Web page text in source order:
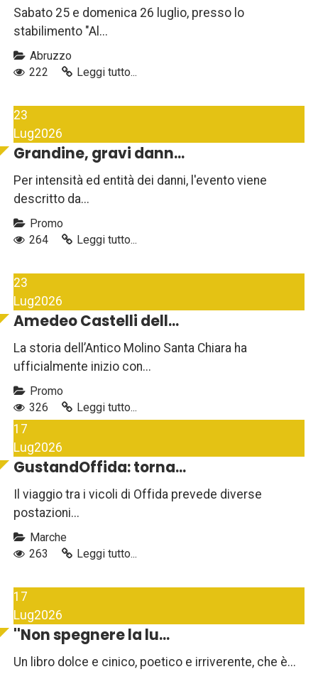
Sabato 25 e domenica 26 luglio, presso lo
stabilimento "Al...
Abruzzo
222
Leggi tutto...
23
Lug2026
Grandine, gravi dann...
Per intensità ed entità dei danni, l'evento viene
descritto da...
Promo
264
Leggi tutto...
23
Lug2026
Amedeo Castelli dell...
La storia dell’Antico Molino Santa Chiara ha
ufficialmente inizio con...
Promo
326
Leggi tutto...
17
Lug2026
GustandOffida: torna...
Il viaggio tra i vicoli di Offida prevede diverse
postazioni...
Marche
263
Leggi tutto...
17
Lug2026
''Non spegnere la lu...
Un libro dolce e cinico, poetico e irriverente, che è...